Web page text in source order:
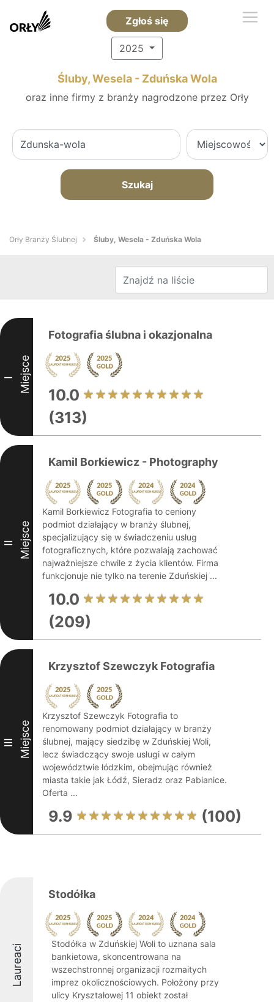
Zgłoś się
2025
Śluby, Wesela - Zduńska Wola
oraz inne firmy z branży nagrodzone przez Orły
Szukaj
Orły Branży Ślubnej Śluby, Wesela - Zduńska Wola
I Miejsce
Fotografia ślubna i okazjonalna
10.0
(313)
II Miejsce
Kamil Borkiewicz - Photography
Kamil Borkiewicz Fotografia to ceniony
podmiot działający w branży ślubnej,
specjalizujący się w świadczeniu usług
fotograficznych, które pozwalają zachować
najważniejsze chwile z życia klientów. Firma
funkcjonuje nie tylko na terenie Zduńskiej ...
10.0
(209)
III Miejsce
Krzysztof Szewczyk Fotografia
Krzysztof Szewczyk Fotografia to
renomowany podmiot działający w branży
ślubnej, mający siedzibę w Zduńskiej Woli,
lecz świadczący swoje usługi w całym
województwie łódzkim, obejmując również
miasta takie jak Łódź, Sieradz oraz Pabianice.
Oferta ...
9.9 (100)
Laureaci
Stodółka
Stodółka w Zduńskiej Woli to uznana sala
bankietowa, skoncentrowana na
wszechstronnej organizacji rozmaitych
imprez okolicznościowych. Położony przy
ulicy Kryształowej 11 obiekt został